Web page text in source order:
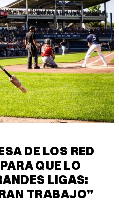
DE LOS RED
QUE LO
LIGAS:
TRABAJO”